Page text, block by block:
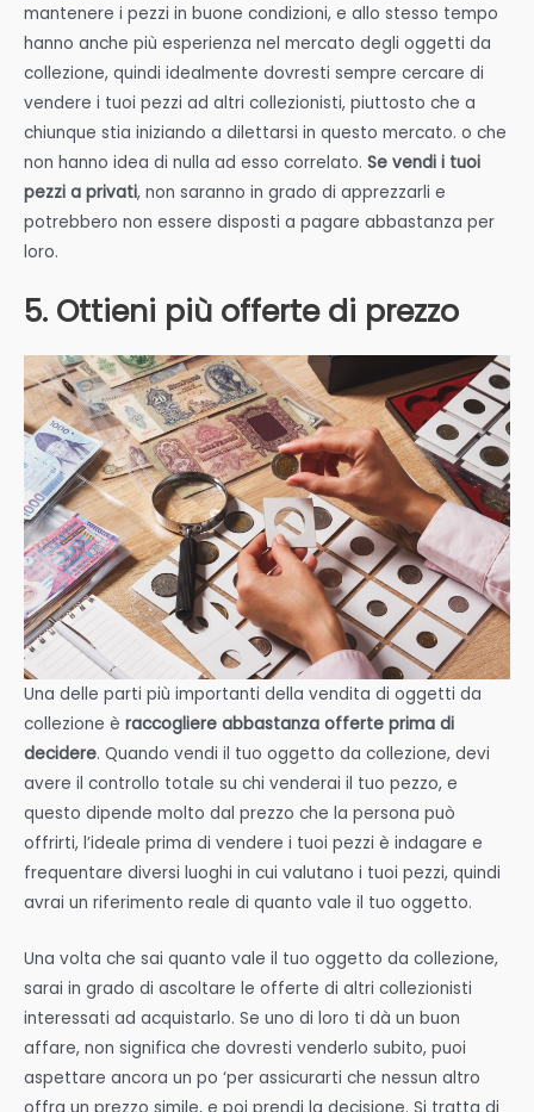
mantenere i pezzi in buone condizioni, e allo stesso tempo
hanno anche più esperienza nel mercato degli oggetti da
collezione, quindi idealmente dovresti sempre cercare di
vendere i tuoi pezzi ad altri collezionisti, piuttosto che a
chiunque stia iniziando a dilettarsi in questo mercato. o che
non hanno idea di nulla ad esso correlato. Se vendi i tuoi
pezzi a privati, non saranno in grado di apprezzarli e
potrebbero non essere disposti a pagare abbastanza per
loro.
5. Ottieni più offerte di prezzo
Una delle parti più importanti della vendita di oggetti da
collezione è raccogliere abbastanza offerte prima di
decidere. Quando vendi il tuo oggetto da collezione, devi
avere il controllo totale su chi venderai il tuo pezzo, e
questo dipende molto dal prezzo che la persona può
offrirti, l’ideale prima di vendere i tuoi pezzi è indagare e
frequentare diversi luoghi in cui valutano i tuoi pezzi, quindi
avrai un riferimento reale di quanto vale il tuo oggetto.
Una volta che sai quanto vale il tuo oggetto da collezione,
sarai in grado di ascoltare le offerte di altri collezionisti
interessati ad acquistarlo. Se uno di loro ti dà un buon
affare, non significa che dovresti venderlo subito, puoi
aspettare ancora un po ‘per assicurarti che nessun altro
offra un prezzo simile, e poi prendi la decisione. Si tratta di